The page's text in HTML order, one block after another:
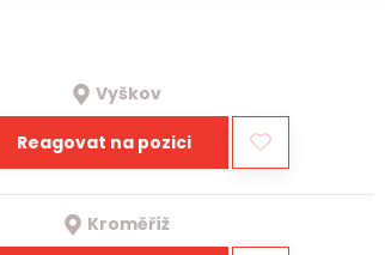
Vyškov
Reagovat na pozici
Kroměříž